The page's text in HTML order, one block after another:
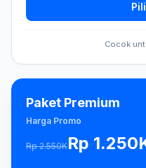
Cocok
Paket Premium
Harga Promo
Rp 2.550KRp